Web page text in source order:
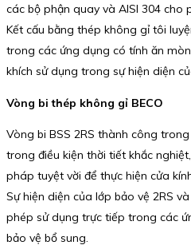
các bộ phận quay và AISI 304 cho
Kết cấu bằng thép không gỉ tôi
trong các ứng dụng có tính ăn
khích sử dụng trong sự hiện diện
Vòng bi thép không gỉ BECO
Vòng bi BSS 2RS thành công
trong điều kiện thời tiết khắc
pháp tuyệt vời để thực hiện cửa
Sự hiện diện của lớp bảo vệ 2RS
phép sử dụng trực tiếp trong các
bảo vệ bổ sung.